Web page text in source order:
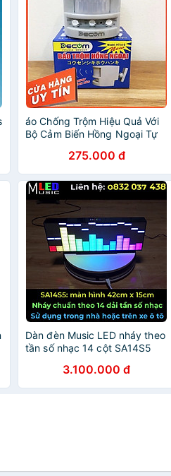
áo Chống Trộm Hiệu Quả Với
Bộ Cảm Biến Hồng Ngoại Tự
275.000 đ
Dàn đèn Music LED nháy theo
tần số nhạc 14 cột SA14S5
3.100.000 đ